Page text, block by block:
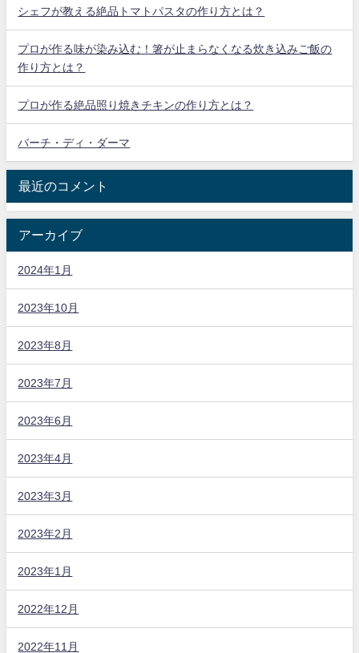
シェフが教える絶品トマトパスタの作り方とは？
プロが作る味が染み込む！箸が止まらなくなる炊き込みご飯の
作り方とは？
プロが作る絶品照り焼きチキンの作り方とは？
バーチ・ディ・ダーマ
最近のコメント
アーカイブ
2024年1月
2023年10月
2023年8月
2023年7月
2023年6月
2023年4月
2023年3月
2023年2月
2023年1月
2022年12月
2022年11月